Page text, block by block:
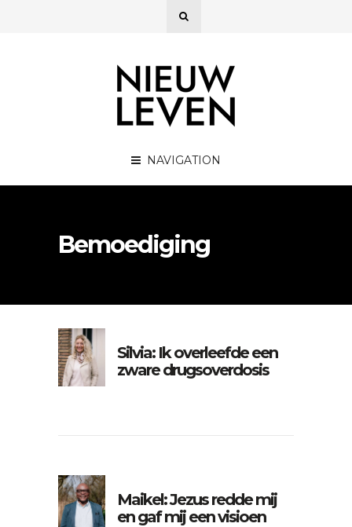
NAVIGATION
Bemoediging
Silvia: Ik overleefde een
zware drugsoverdosis
Maikel: Jezus redde mij
en gaf mij een visioen